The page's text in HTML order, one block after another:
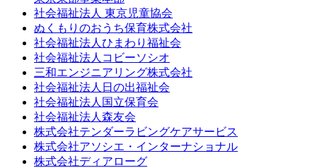
社会福祉法人 東京児童協会
ぬくもりのおうち保育株式会社
社会福祉法人ひまわり福祉会
社会福祉法人コビーソシオ
三和エンジニアリング株式会社
社会福祉法人日の出福祉会
社会福祉法人国立保育会
社会福祉法人森友会
株式会社テンダーラビングケアサービス
株式会社アソシエ・インターナショナル
株式会社ディアローグ